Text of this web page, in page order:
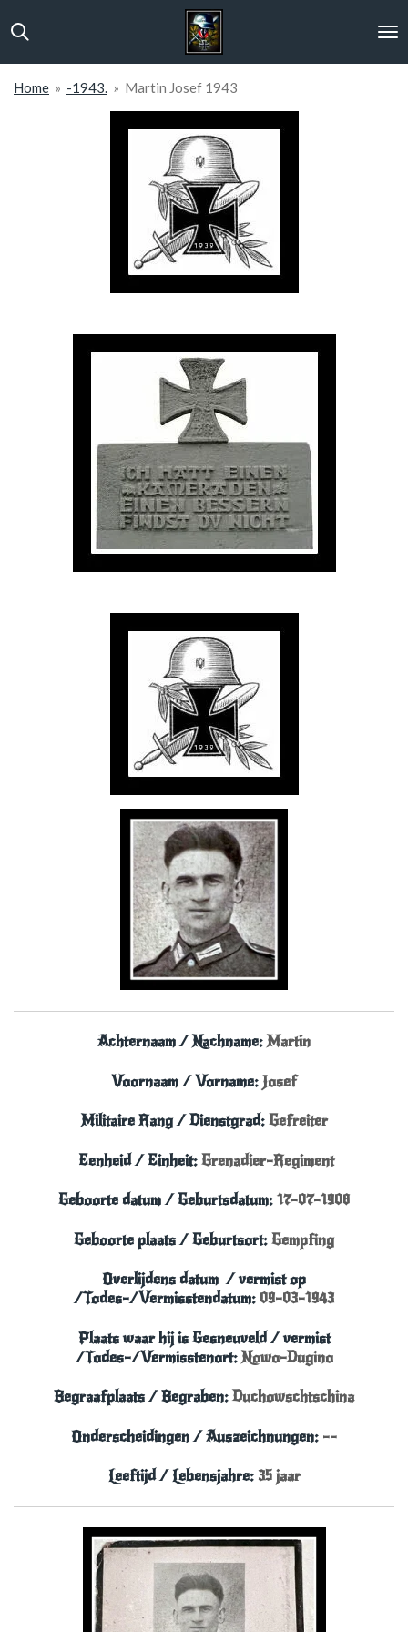
direct
hoofdinhoud
Home » -1943. » Martin Josef 1943
Achternaam / Nachname:Martin
Voornaam / Vorname:Josef
Militaire Rang / Dienstgrad:Gefreiter
Eenheid / Einheit:Grenadier-Regiment
Geboorte datum / Geburtsdatum:17-07-1908
Geboorte plaats / Geburtsort:Gempfing
Overlijdens datum /vermistop
/Todes-/Vermisstendatum:09-03-1943
Plaats waar hij is Gesneuveld/ vermist
/Todes-/Vermisstenort: Nowo-Dugino
Begraafplaats / Begraben:Duchowschtschina
Onderscheidingen / Auszeichnungen: --
Leeftijd / Lebensjahre:35 jaar